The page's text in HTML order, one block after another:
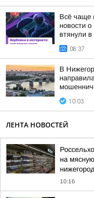
Всё чаще
новости
втянули
08:37
В
10:03
ЛЕНТА НОВОСТЕЙ
на
10:16